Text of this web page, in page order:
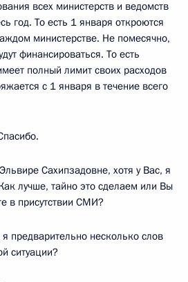
всех министерств и ведомств
год. То есть 1 января откроются
министерстве. Не помесячно,
финансироваться. То есть
полный лимит своих расходов
с 1 января в течение всего
Сахипзадовне, хотя у Вас, я
лучше, тайно это сделаем или Вы
в присутствии СМИ?
предварительно несколько слов
ситуации?